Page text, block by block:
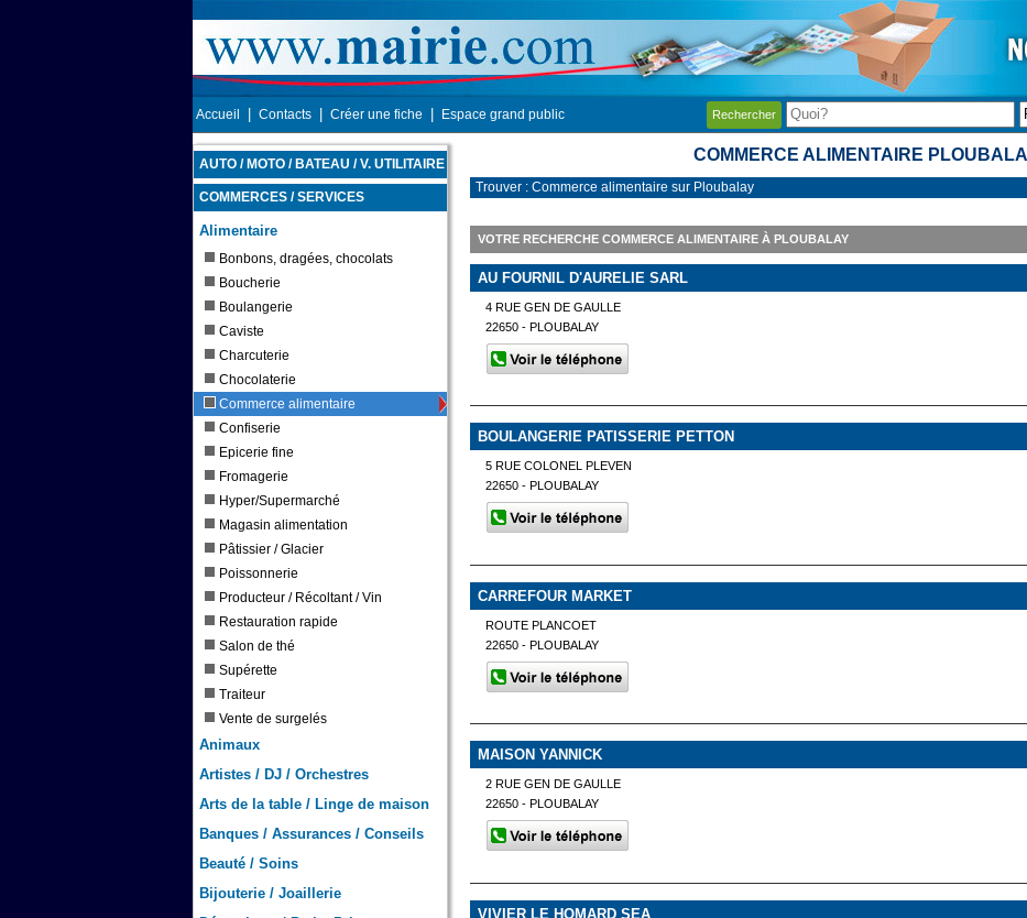
Accueil Contacts Créer une fiche Espace grand public Rechercher
AUTO / MOTO / BATEAU / V. UTILITAIRE
COMMERCES / SERVICES
Alimentaire
Bonbons, dragées, chocolats
Boucherie
Boulangerie
Caviste
Charcuterie
Chocolaterie
Commerce alimentaire
Confiserie
Epicerie fine
Fromagerie
Hyper/Supermarché
Magasin alimentation
Pâtissier / Glacier
Poissonnerie
Producteur / Récoltant / Vin
Restauration rapide
Salon de thé
Supérette
Traiteur
Vente de surgelés
Animaux
Artistes / DJ / Orchestres
Arts de la table / Linge de maison
Banques / Assurances / Conseils
Beauté / Soins
Bijouterie / Joaillerie
COMMERCE ALIMENTAIRE
Trouver : Commerce alimentaire sur Ploubalay
VOTRE RECHERCHE COMMERCE ALIMENTAIRE À PLOUBALAY
AU FOURNIL D'AURELIE SARL
4 RUE GEN DE GAULLE
22650 - PLOUBALAY
BOULANGERIE PATISSERIE PETTON
5 RUE COLONEL PLEVEN
22650 - PLOUBALAY
CARREFOUR MARKET
ROUTE PLANCOET
22650 - PLOUBALAY
MAISON YANNICK
2 RUE GEN DE GAULLE
22650 - PLOUBALAY
VIVIER LE HOMARD SEA